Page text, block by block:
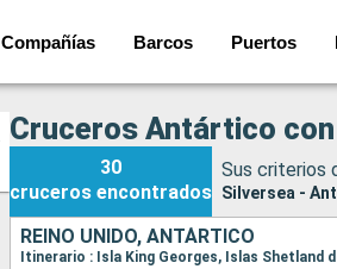
Compañías Barcos Puertos
Cruceros Antártico
30
cruceros encontrados
Sus criterios
Silversea -
REINO UNIDO, ANTÁRTICO
Itinerario : Isla King Georges, Islas Shetland